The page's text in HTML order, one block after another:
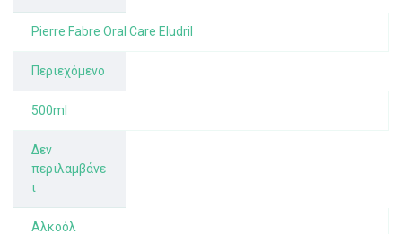
Pierre Fabre Oral Care Eludril
Περιεχόμενο
500ml
Δεν
περιλαμβάνε
ι
Αλκοόλ